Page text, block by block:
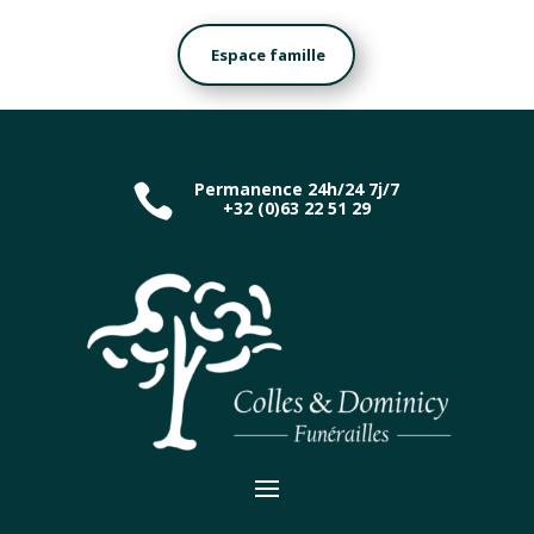
Espace famille

Permanence 24h/24 7j/7
+32 (0)63 22 51 29